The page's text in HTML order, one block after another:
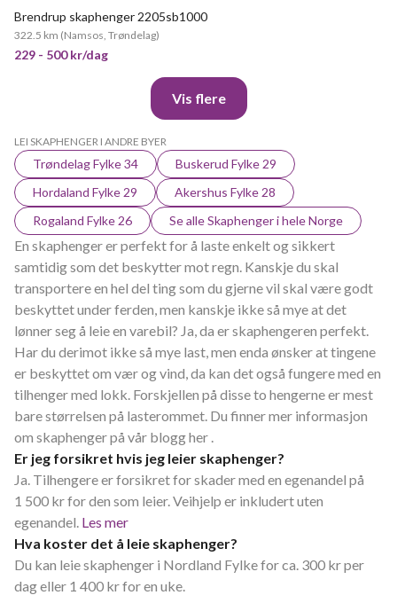
Brendrup skaphenger 2205sb1000
322.5 km (Namsos, Trøndelag)
229 - 500 kr/dag
Vis flere
LEI SKAPHENGER I ANDRE BYER
Trøndelag Fylke 34
Buskerud Fylke 29
Hordaland Fylke 29
Akershus Fylke 28
Rogaland Fylke 26
Se alle Skaphenger i hele Norge
En skaphenger er perfekt for å laste enkelt og sikkert
samtidig som det beskytter mot regn. Kanskje du skal
transportere en hel del ting som du gjerne vil skal være godt
beskyttet under ferden, men kanskje ikke så mye at det
lønner seg å leie en varebil? Ja, da er skaphengeren perfekt.
Har du derimot ikke så mye last, men enda ønsker at tingene
er beskyttet om vær og vind, da kan det også fungere med en
tilhenger med lokk. Forskjellen på disse to hengerne er mest
bare størrelsen på lasterommet. Du finner mer informasjon
om skaphenger på vår blogg her .
Er jeg forsikret hvis jeg leier skaphenger?
Ja. Tilhengere er forsikret for skader med en egenandel på
1 500 kr for den som leier. Veihjelp er inkludert uten
egenandel. Les mer
Hva koster det å leie skaphenger?
Du kan leie skaphenger i Nordland Fylke for ca. 300 kr per
dag eller 1 400 kr for en uke.